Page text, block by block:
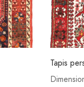
Tapis